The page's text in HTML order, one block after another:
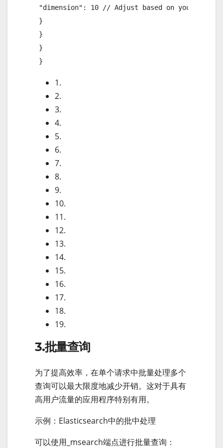
"dimension": 10 // Adjust based on your data
}
}
}
}
1.
2.
3.
4.
5.
6.
7.
8.
9.
10.
11.
12.
13.
14.
15.
16.
17.
18.
19.
3.批量查询
为了提高效率，在单个请求中批量处理多个
查询可以最大限度地减少开销。这对于具有
高用户流量的应用程序特别有用。
示例：Elasticsearch中的批中处理
可以使用_msearch端点进行批量查询：